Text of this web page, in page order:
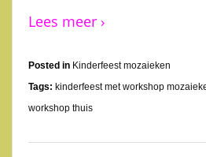
Lees meer ›
Posted in Kinderfeest mozaieken
Tags: kinderfeest met workshop
workshop thuis